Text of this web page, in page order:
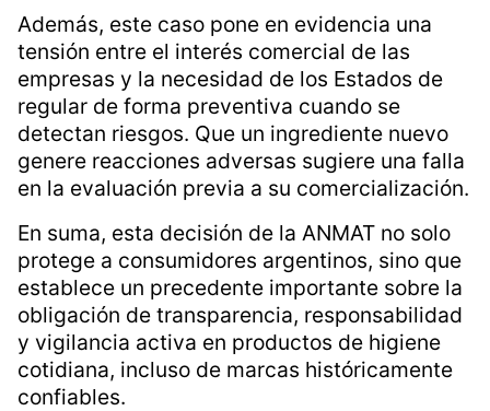
Además, este caso pone en evidencia una
tensión entre el interés comercial de las
empresas y la necesidad de los Estados de
regular de forma preventiva cuando se
detectan riesgos. Que un ingrediente nuevo
genere reacciones adversas sugiere una falla
en la evaluación previa a su comercialización.
En suma, esta decisión de la ANMAT no solo
protege a consumidores argentinos, sino que
establece un precedente importante sobre la
obligación de transparencia, responsabilidad
y vigilancia activa en productos de higiene
cotidiana, incluso de marcas históricamente
confiables.